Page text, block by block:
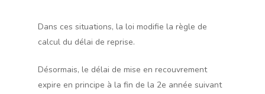
Dans ces situations, la loi modifie la règle de
calcul du délai de reprise.
Désormais, le délai de mise en recouvrement
expire en principe à la fin de la 2e année suivant